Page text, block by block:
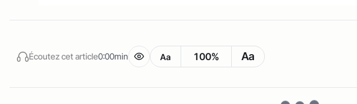
Écoutez cet article0:00min Aa 100% Aa